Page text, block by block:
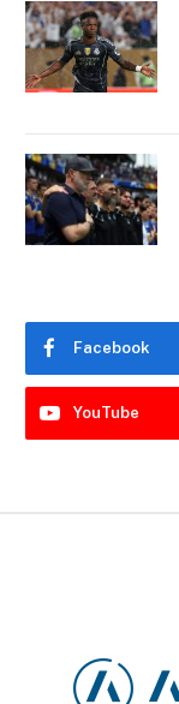
Facebook
YouTube